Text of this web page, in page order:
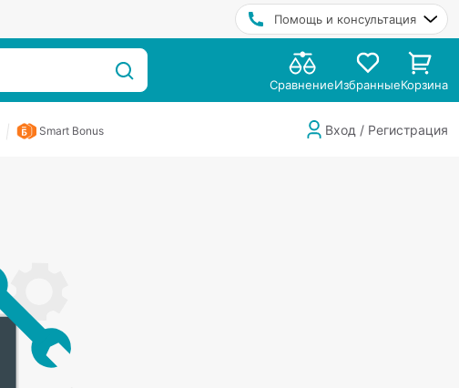
Помощь и консультация
СравнениеИзбранныеКорзина
Smart Bonus Вход / Регистрация